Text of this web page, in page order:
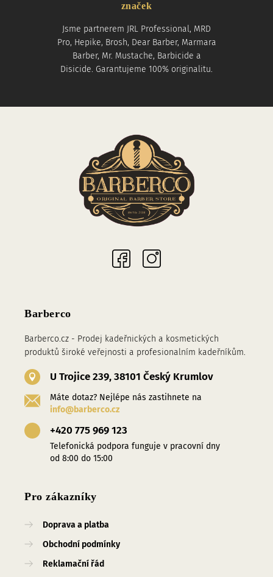
značek
Jsme partnerem JRL Professional, MRD
Pro, Hepike, Brosh, Dear Barber, Marmara
Barber, Mr. Mustache, Barbicide a
Disicide. Garantujeme 100% originalitu.
Barberco
Barberco.cz - Prodej kadeřnických a kosmetických
produktů široké veřejnosti a profesionalním kadeřníkům.
U Trojice 239, 38101 Český Krumlov
Máte dotaz? Nejlépe nás zastihnete na
info@barberco.cz
+420 775 969 123
Telefonická podpora funguje v pracovní dny
od 8:00 do 15:00
Pro zákazníky
Doprava a platba
Obchodní podmínky
Reklamační řád